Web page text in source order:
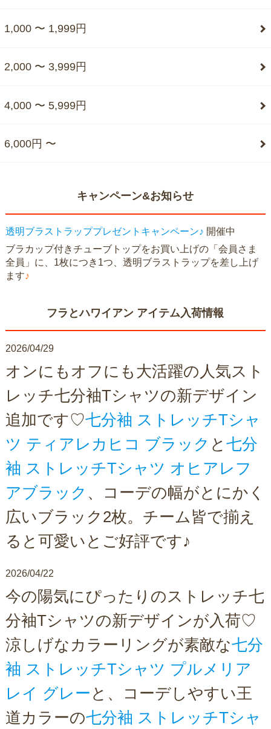
1,000 〜 1,999円
2,000 〜 3,999円
4,000 〜 5,999円
6,000円 〜
キャンペーン&お知らせ
透明ブラストラッププレゼントキャンペーン♪ 開催中
ブラカップ付きチューブトップをお買い上げの「会員さま
全員」に、1枚につき1つ、透明ブラストラップを差し上げ
ます♪
フラとハワイアン アイテム入荷情報
2026/04/29
オンにもオフにも大活躍の人気スト
レッチ七分袖Tシャツの新デザイン
追加です♡七分袖 ストレッチTシャ
ツ ティアレカヒコ ブラック と 七分
袖 ストレッチTシャツ オヒアレフ
アブラック 、コーデの幅がとにかく
広いブラック2枚。チーム皆で揃え
ると可愛いとご好評です♪
2026/04/22
今の陽気にぴったりのストレッチ七
分袖Tシャツの新デザインが入荷♡
涼しげなカラーリングが素敵な七分
袖 ストレッチTシャツ プルメリア
レイ グレー と、コーデしやすい王
道カラーの七分袖 ストレッチTシャ